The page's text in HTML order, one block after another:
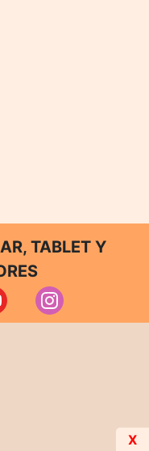
TABLET Y
X